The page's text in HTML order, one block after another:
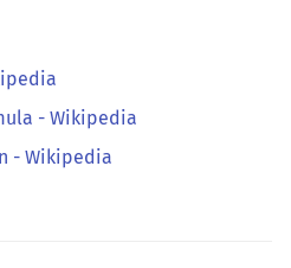
- Wikipedia
- Wikipedia